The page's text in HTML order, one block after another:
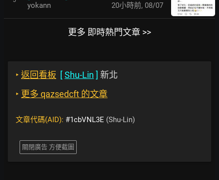
yokann 20小時前, 08/07
更多 即時熱門文章 >>
‣ 返回看板 [Shu-Lin ] 新北
‣ 更多 qazsedcft 的文章
文章代碼(AID): #1cbVNL3E (Shu-Lin)
關閉廣告 方便截圖